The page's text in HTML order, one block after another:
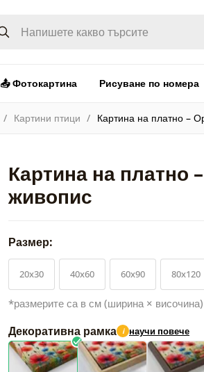
📤 Фотокартина Рисуване по номера
Картини птици Картина на платно –
Картина на платно
живопис
Размер:
20x30 40x60 60x90 80x120
*размерите са в см (ширина × височина)
Декоративна рамка i научи повече